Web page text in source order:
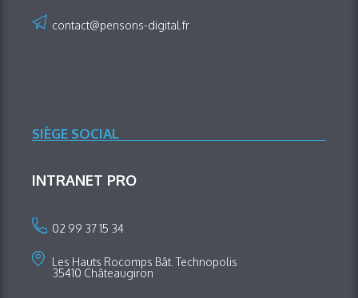
contact@pensons-digital.fr
SIÈGE SOCIAL
INTRANET PRO
02 99 37 15 34
Les Hauts Rocomps Bât. Technopolis
35410 Châteaugiron